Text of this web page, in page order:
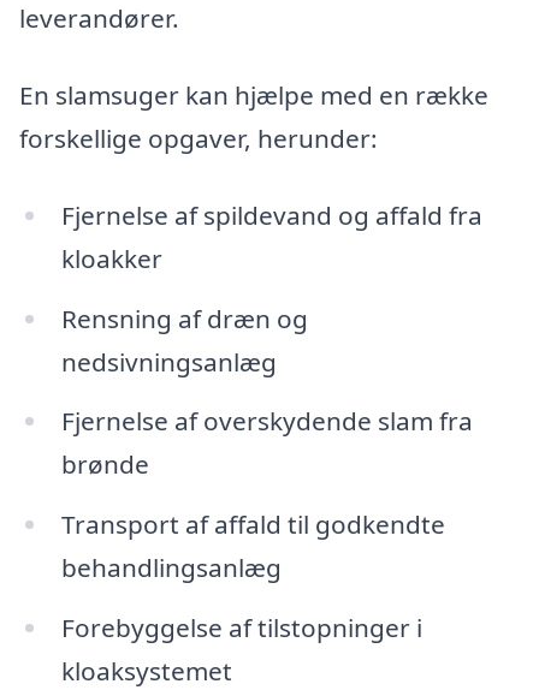
leverandører.
En slamsuger kan hjælpe med en række
forskellige opgaver, herunder:
Fjernelse af spildevand og affald fra
kloakker
Rensning af dræn og
nedsivningsanlæg
Fjernelse af overskydende slam fra
brønde
Transport af affald til godkendte
behandlingsanlæg
Forebyggelse af tilstopninger i
kloaksystemet